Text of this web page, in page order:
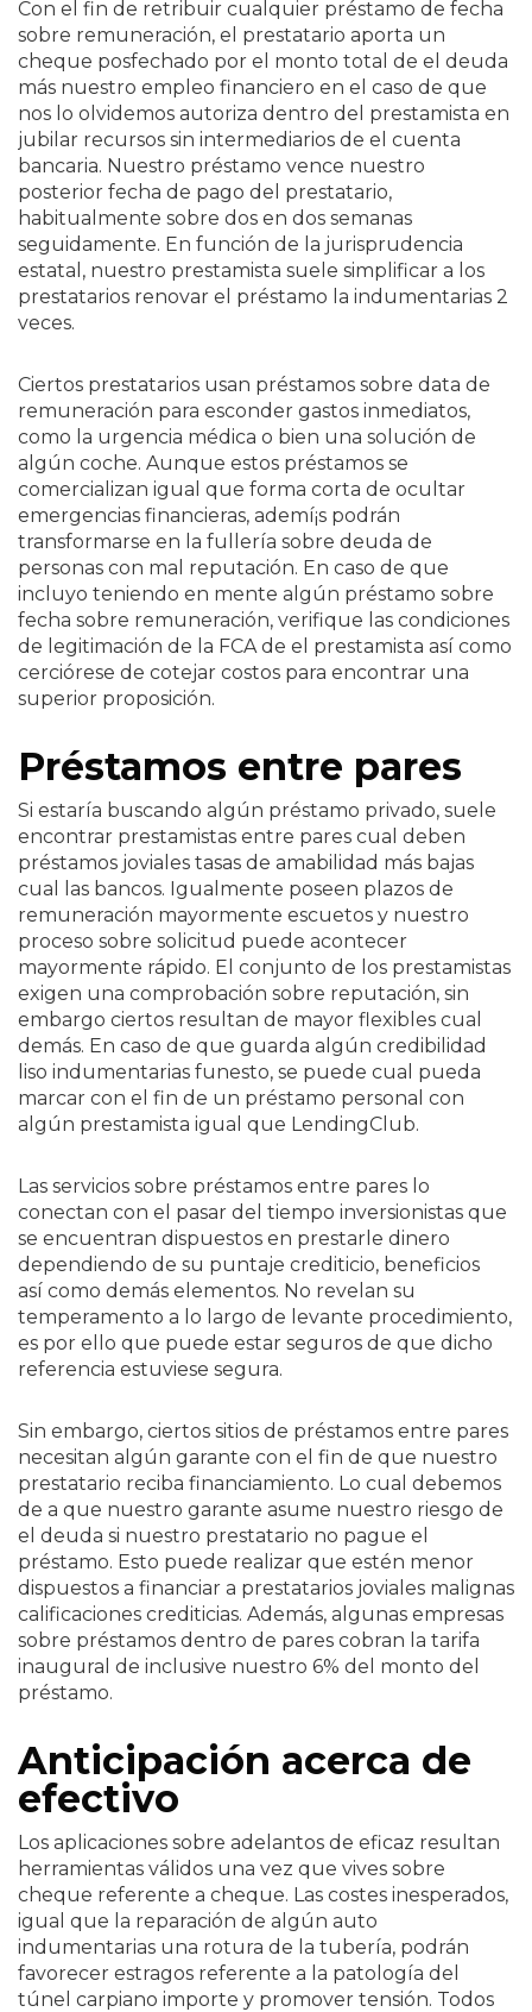
Con el fin de retribuir cualquier préstamo de fecha
sobre remuneración, el prestatario aporta un
cheque posfechado por el monto total de el deuda
más nuestro empleo financiero en el caso de que
nos lo olvidemos autoriza dentro del prestamista en
jubilar recursos sin intermediarios de el cuenta
bancaria. Nuestro préstamo vence nuestro
posterior fecha de pago del prestatario,
habitualmente sobre dos en dos semanas
seguidamente. En función de la jurisprudencia
estatal, nuestro prestamista suele simplificar a los
prestatarios renovar el préstamo la indumentarias 2
veces.
Ciertos prestatarios usan préstamos sobre data de
remuneración para esconder gastos inmediatos,
como la urgencia médica o bien una solución de
algún coche. Aunque estos préstamos se
comercializan igual que forma corta de ocultar
emergencias financieras, ademí¡s podrán
transformarse en la fullería sobre deuda de
personas con mal reputación. En caso de que
incluyo teniendo en mente algún préstamo sobre
fecha sobre remuneración, verifique las condiciones
de legitimación de la FCA de el prestamista así­ como
cerciórese de cotejar costos para encontrar una
superior proposición.
Préstamos entre pares
Si estaría buscando algún préstamo privado, suele
encontrar prestamistas entre pares cual deben
préstamos joviales tasas de amabilidad más bajas
cual las bancos. Igualmente poseen plazos de
remuneración mayormente escuetos y nuestro
proceso sobre solicitud puede acontecer
mayormente rápido. El conjunto de los prestamistas
exigen una comprobación sobre reputación, sin
embargo ciertos resultan de mayor flexibles cual
demás. En caso de que guarda algún credibilidad
liso indumentarias funesto, se puede cual pueda
marcar con el fin de un préstamo personal con
algún prestamista igual que LendingClub.
Las servicios sobre préstamos entre pares lo
conectan con el pasar del tiempo inversionistas que
se encuentran dispuestos en prestarle dinero
dependiendo de su puntaje crediticio, beneficios
así­ como demás elementos. No revelan su
temperamento a lo largo de levante procedimiento,
es por ello que puede estar seguros de que dicho
referencia estuviese segura.
Sin embargo, ciertos sitios de préstamos entre pares
necesitan algún garante con el fin de que nuestro
prestatario reciba financiamiento. Lo cual debemos
de a que nuestro garante asume nuestro riesgo de
el deuda si nuestro prestatario no pague el
préstamo. Esto puede realizar que estén menor
dispuestos a financiar a prestatarios joviales malignas
calificaciones crediticias. Además, algunas empresas
sobre préstamos dentro de pares cobran la tarifa
inaugural de inclusive nuestro 6% del monto del
préstamo.
Anticipación acerca de
efectivo
Los aplicaciones sobre adelantos de eficaz resultan
herramientas válidos una vez que vives sobre
cheque referente a cheque. Las costes inesperados,
igual que la reparación de algún auto
indumentarias una rotura de la tubería, podrán
favorecer estragos referente a la patologí­a del
túnel carpiano importe y promover tensión. Todos